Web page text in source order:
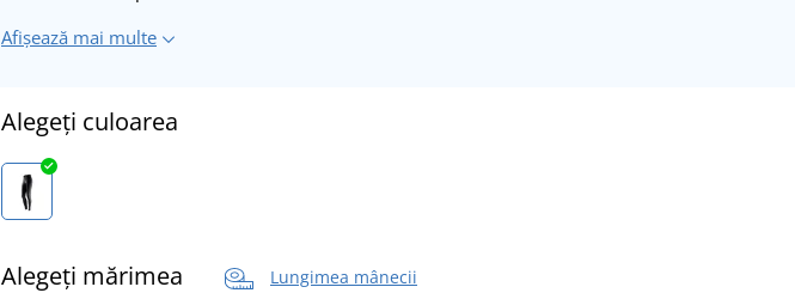
Afișează mai multe
Alegeți culoarea
Alegeți mărimea Lungimea mânecii